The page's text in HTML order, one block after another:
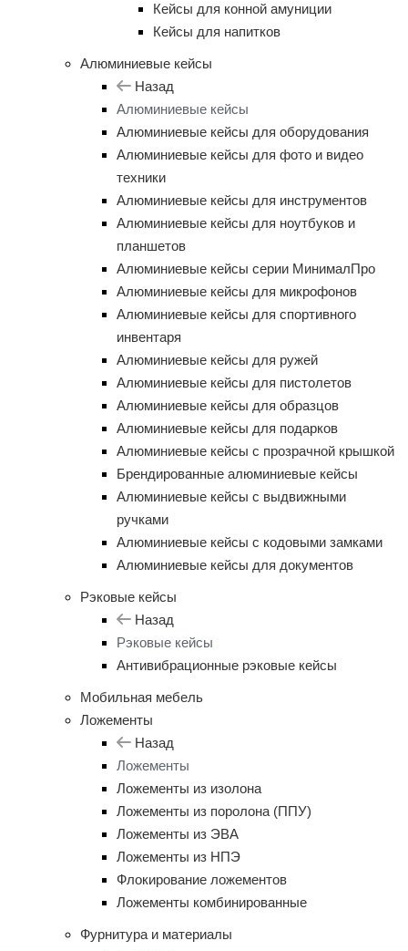
Кейсы для конной амуниции
Кейсы для напитков
Алюминиевые кейсы
Назад
Алюминиевые кейсы
Алюминиевые кейсы для оборудования
Алюминиевые кейсы для фото и видео
техники
Алюминиевые кейсы для инструментов
Алюминиевые кейсы для ноутбуков и
планшетов
Алюминиевые кейсы серии МинималПро
Алюминиевые кейсы для микрофонов
Алюминиевые кейсы для спортивного
инвентаря
Алюминиевые кейсы для ружей
Алюминиевые кейсы для пистолетов
Алюминиевые кейсы для образцов
Алюминиевые кейсы для подарков
Алюминиевые кейсы с прозрачной крышкой
Брендированные алюминиевые кейсы
Алюминиевые кейсы с выдвижными
ручками
Алюминиевые кейсы с кодовыми замками
Алюминиевые кейсы для документов
Рэковые кейсы
Назад
Рэковые кейсы
Антивибрационные рэковые кейсы
Мобильная мебель
Ложементы
Назад
Ложементы
Ложементы из изолона
Ложементы из поролона (ППУ)
Ложементы из ЭВА
Ложементы из НПЭ
Флокирование ложементов
Ложементы комбинированные
Фурнитура и материалы